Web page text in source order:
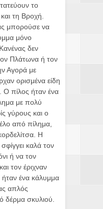
το
τη Βροχή.
μπορούσε να
μόνο
δεν
Πλάτωνα ή τον
Αγορά με
ορισμένα είδη
Ο πίλος ήταν ένα
με πολύ
γύρους και ο
από πίλημα,
Η
καλά τον
ή να τον
τον έριχναν
ένα κάλυμμα
απλός
σκυλιού.